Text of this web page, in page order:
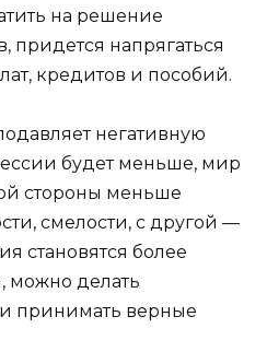
на решение
придется напрягаться
кредитов и пособий.
негативную
будет меньше, мир
стороны меньше
смелости, с другой —
становятся более
делать
принимать верные